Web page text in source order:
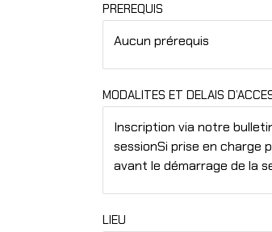
PREREQUIS
Aucun prérequis
MODALITES ET DELAIS
Inscription via notre
sessionSi prise en charge
avant le démarrage de la
LIEU